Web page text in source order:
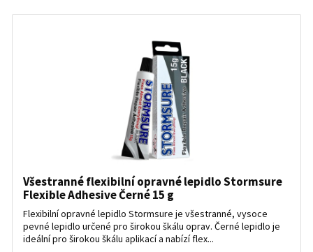
Všestranné flexibilní opravné lepidlo Stormsure
Flexible Adhesive Černé 15 g
Flexibilní opravné lepidlo Stormsure je všestranné, vysoce
pevné lepidlo určené pro širokou škálu oprav. Černé lepidlo je
ideální pro širokou škálu aplikací a nabízí flex...